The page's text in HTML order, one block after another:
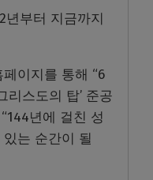
년부터 지금까지
이지를 통해 “6
리스도의 탑’ 준공
년에 걸친 성
는 순간이 될